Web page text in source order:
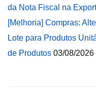
da Nota Fiscal na
[Melhoria] Compras:
Lote para Produtos
de Produtos 03/08/2026